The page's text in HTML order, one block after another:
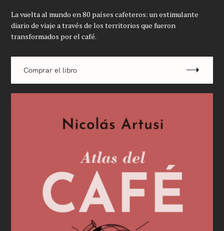
La vuelta al mundo en 80 países cafeteros: un estimulante
diario de viaje a través de los territorios que fueron
transformados por el café.
Comprar el libro